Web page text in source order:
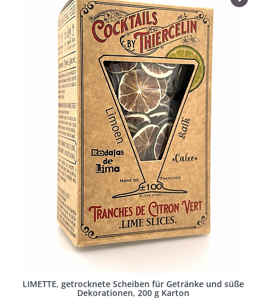
LIMETTE, getrocknete Scheiben für Getränke und süße
Dekorationen, 200 g Karton